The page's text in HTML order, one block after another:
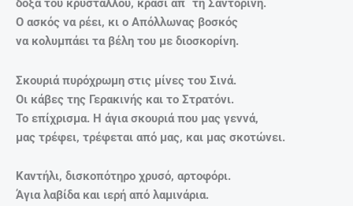
δόξα του κρύσταλλου, κρασί απ´ τη Σαντορίνη.
Ο ασκός να ρέει, κι ο Απόλλωνας βοσκός
να κολυμπάει τα βέλη του με διοσκορίνη.
Σκουριά πυρόχρωμη στις μίνες του Σινά.
Οι κάβες της Γερακινής και το Στρατόνι.
Το επίχρισμα. Η άγια σκουριά που μας γεννά,
μας τρέφει, τρέφεται από μας, και μας σκοτώνει.
Καντήλι, δισκοπότηρο χρυσό, αρτοφόρι.
Άγια λαβίδα και ιερή από λαμινάρια.